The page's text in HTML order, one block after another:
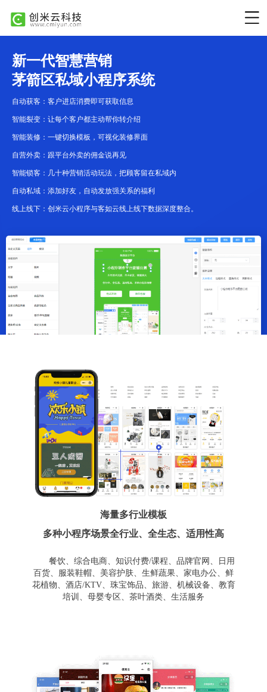
新一代智慧营销
茅箭区私域小程序系统
自动获客：客户进店消费即可获取信息
智能裂变：让每个客户都主动帮你转介绍
智能装修：一键切换模板，可视化装修界面
自营外卖：跟平台外卖的佣金说再见
智能锁客：几十种营销活动玩法，把顾客留在私域内
自动私域：添加好友，自动发放强关系的福利
线上线下：创米云小程序与客如云线上线下数据深度整合。
海量多行业模板
多种小程序场景全行业、全生态、适用性高
餐饮、综合电商、知识付费/课程、品牌官网、日用
百货、服装鞋帽、美容护肤、生鲜蔬果、家电办公、鲜
花植物、酒店/KTV、珠宝饰品、旅游、机械设备、教育
培训、母婴专区、茶叶酒类、生活服务